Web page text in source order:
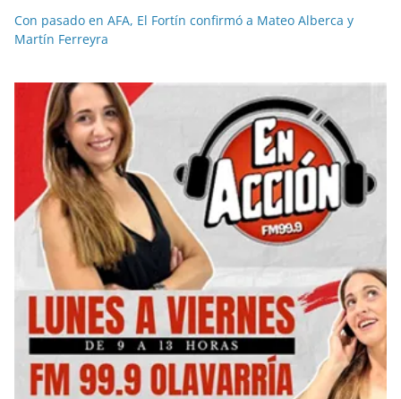
Con pasado en AFA, El Fortín confirmó a Mateo Alberca y
Martín Ferreyra